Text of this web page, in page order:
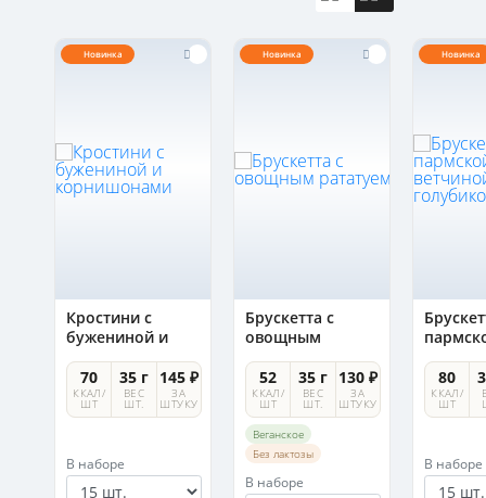
Новинка
Кростини с
бужениной и
корнишонами
70
ККАЛ/
ШТ
35 г
ВЕС
ШТ.
145 ₽
ЗА
ШТУКУ
В наборе
Новинка
Брускетта с
овощным
рататуем
52
ККАЛ/
ШТ
35 г
ВЕС
ШТ.
130 ₽
ЗА
ШТУКУ
Веганское
Без лактозы
В наборе
Новинка
80
ККАЛ/
ШТ
В наборе